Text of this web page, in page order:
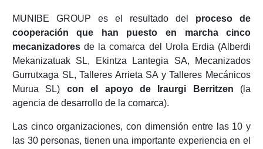
MUNIBE GROUP es el resultado del proceso de
cooperación que han puesto en marcha cinco
mecanizadoresde la comarca del Urola Erdia (Alberdi
Mekanizatuak SL, Ekintza Lantegia SA, Mecanizados
Gurrutxaga SL, Talleres Arrieta SA y Talleres Mecánicos
Murua SL) con el apoyo de Iraurgi Berritzen (la
agencia de desarrollo de la comarca).
Las cinco organizaciones, con dimensión entre las 10 y
las 30 personas, tienen una importante experiencia en el